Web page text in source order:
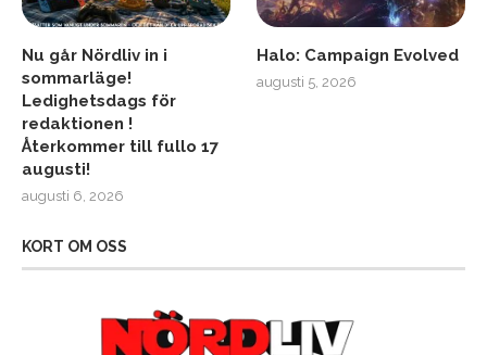
Nu går Nördliv in i
sommarläge!
Ledighetsdags för
redaktionen !
Återkommer till fullo 17
augusti!
augusti 6, 2026
Halo: Campaign Evolved
augusti 5, 2026
KORT OM OSS